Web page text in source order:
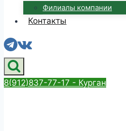
Филиалы компании
Контакты
8(912)837-77-17 - Курган